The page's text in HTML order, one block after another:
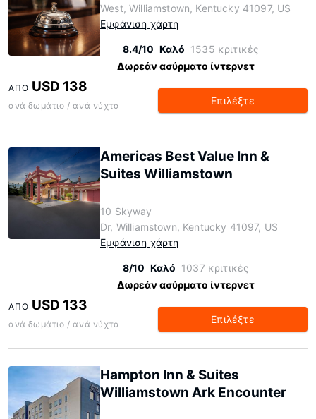
West, Williamstown, Kentucky 41097, US
Εμφάνιση χάρτη
8.4/10 Καλό 1535 κριτικές
Δωρεάν ασύρματο ίντερνετ
ΑΠΌ USD 138
ανά δωμάτιο / ανά νύχτα Επιλέξτε
Americas Best Value Inn &
Suites Williamstown
10 Skyway
Dr, Williamstown, Kentucky 41097, US
Εμφάνιση χάρτη
8/10 Καλό 1037 κριτικές
Δωρεάν ασύρματο ίντερνετ
ΑΠΌ USD 133
ανά δωμάτιο / ανά νύχτα Επιλέξτε
Hampton Inn & Suites
Williamstown Ark Encounter